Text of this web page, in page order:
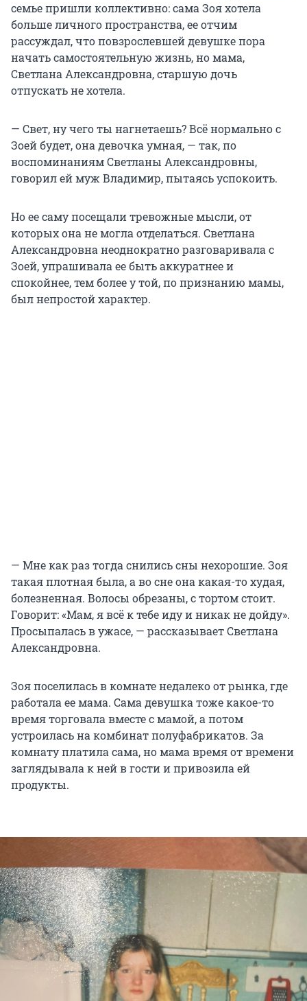
семье пришли коллективно: сама Зоя хотела
больше личного пространства, ее отчим
рассуждал, что повзрослевшей девушке пора
начать самостоятельную жизнь, но мама,
Светлана Александровна, старшую дочь
отпускать не хотела.
— Свет, ну чего ты нагнетаешь? Всё нормально с
Зоей будет, она девочка умная, — так, по
воспоминаниям Светланы Александровны,
говорил ей муж Владимир, пытаясь успокоить.
Но ее саму посещали тревожные мысли, от
которых она не могла отделаться. Светлана
Александровна неоднократно разговаривала с
Зоей, упрашивала ее быть аккуратнее и
спокойнее, тем более у той, по признанию мамы,
был непростой характер.
— Мне как раз тогда снились сны нехорошие. Зоя
такая плотная была, а во сне она какая-то худая,
болезненная. Волосы обрезаны, с тортом стоит.
Говорит: «Мам, я всё к тебе иду и никак не дойду».
Просыпалась в ужасе, — рассказывает Светлана
Александровна.
Зоя поселилась в комнате недалеко от рынка, где
работала ее мама. Сама девушка тоже какое-то
время торговала вместе с мамой, а потом
устроилась на комбинат полуфабрикатов. За
комнату платила сама, но мама время от времени
заглядывала к ней в гости и привозила ей
продукты.